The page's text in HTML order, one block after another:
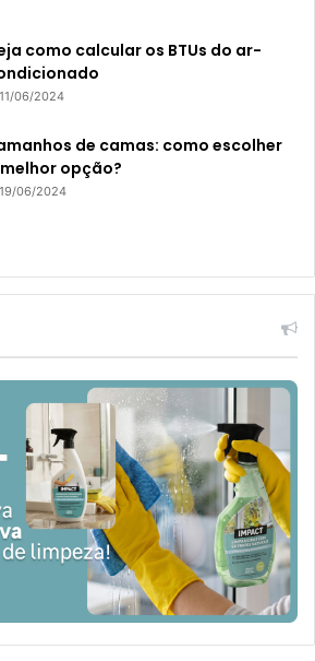
como calcular os BTUs do ar-
11/06/2024
de camas: como escolher
opção?
19/06/2024